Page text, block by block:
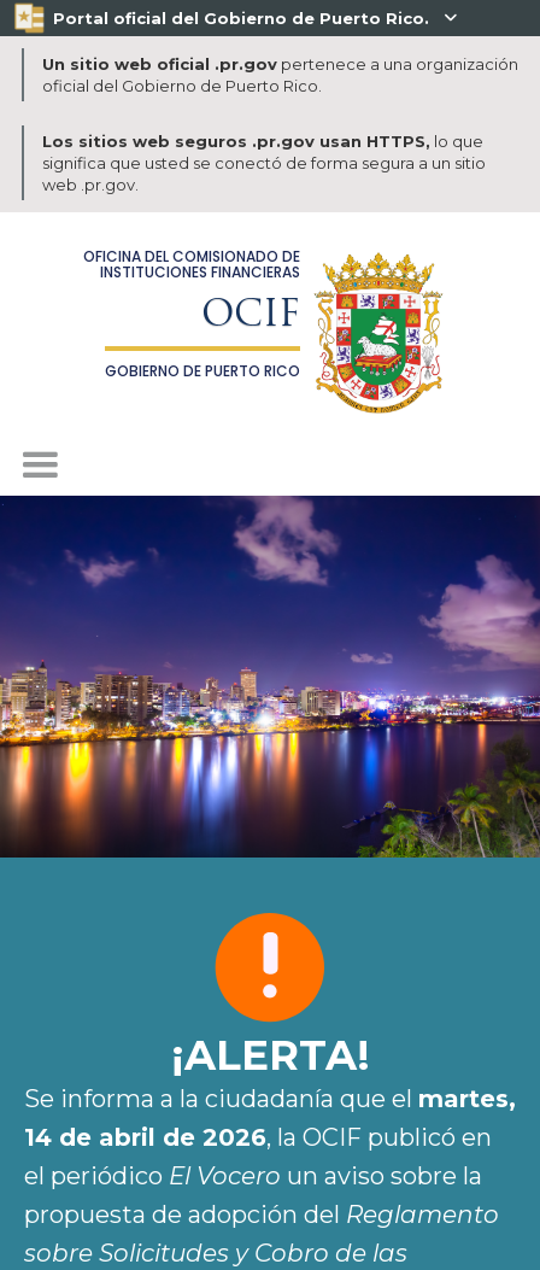
Portal oficial del Gobierno de Puerto Rico. 
Un sitio web oficial .pr.govpertenece a una organización
oficial del Gobierno de Puerto Rico.
Los sitios web seguros .pr.gov usan HTTPS, lo que
significa que usted se conectó de forma segura a un sitio
web .pr.gov.
OFICINA DEL COMISIONADO DE
INSTITUCIONES FINANCIERAS
OCIF
GOBIERNO DE PUERTO RICO
¡ALERTA!
Se informa a la ciudadanía que el martes,
14 de abril de 2026, la OCIF publicó en
el periódico El Vocero un aviso sobre la
propuesta de adopción del Reglamento
sobre Solicitudes y Cobro de las